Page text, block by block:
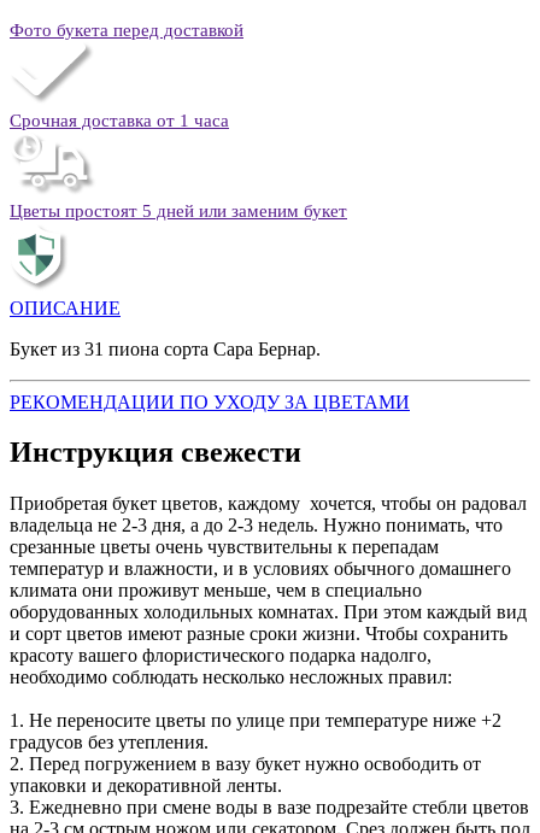
Фото букета перед доставкой
Срочная доставка от 1 часа
Цветы простоят 5 дней или заменим букет
ОПИСАНИЕ
Букет из 31 пиона сорта Сара Бернар.
РЕКОМЕНДАЦИИ ПО УХОДУ ЗА ЦВЕТАМИ
Инструкция свежести
Приобретая букет цветов, каждому хочется, чтобы он радовал
владельца не 2-3 дня, а до 2-3 недель. Нужно понимать, что
срезанные цветы очень чувствительны к перепадам
температур и влажности, и в условиях обычного домашнего
климата они проживут меньше, чем в специально
оборудованных холодильных комнатах. При этом каждый вид
и сорт цветов имеют разные сроки жизни. Чтобы сохранить
красоту вашего флористического подарка надолго,
необходимо соблюдать несколько несложных правил:
1. Не переносите цветы по улице при температуре ниже +2
градусов без утепления.
2. Перед погружением в вазу букет нужно освободить от
упаковки и декоративной ленты.
3. Ежедневно при смене воды в вазе подрезайте стебли цветов